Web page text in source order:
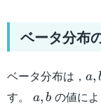
ベータ分布
ベータ分布は， a,
す。 a,b
a, b の値に